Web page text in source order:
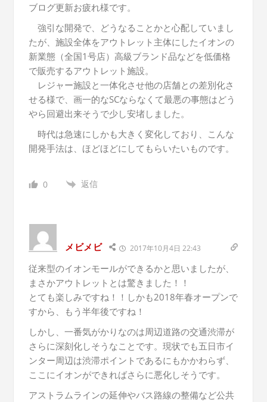
ブログ更新お疲れ様です。
強引な開発で、どうなることかと心配していまし
たが、施設全体をアウトレット主体にしたイオンの
新業態（全国1号店）高級ブランド品などを低価格
で販売するアウトレット施設。
レジャー施設と一体化させ他の店舗との差別化さ
せる様で、画一的なSCならなくて最悪の事態はどう
やら回避出来そうで少し安堵しました。
時代は急速にしかも大きく変化しており、こんな
開発手法は、ほどほどにしてもらいたいものです。
0 返信
メビメビ 2017年10月4日 22:43
従来型のイオンモールができるかと思いましたが、
まさかアウトレットとは驚きました！！
とても楽しみですね！！しかも2018年春オープンで
すから、もう半年後ですね！
しかし、一番気がかりなのは周辺道路の交通渋滞が
さらに深刻化しそうなことです。現状でも五日市イ
ンター周辺は渋滞ポイントであるにもかかわらず、
ここにイオンができればさらに悪化しそうです。
アストラムラインの延伸やバス路線の整備など公共